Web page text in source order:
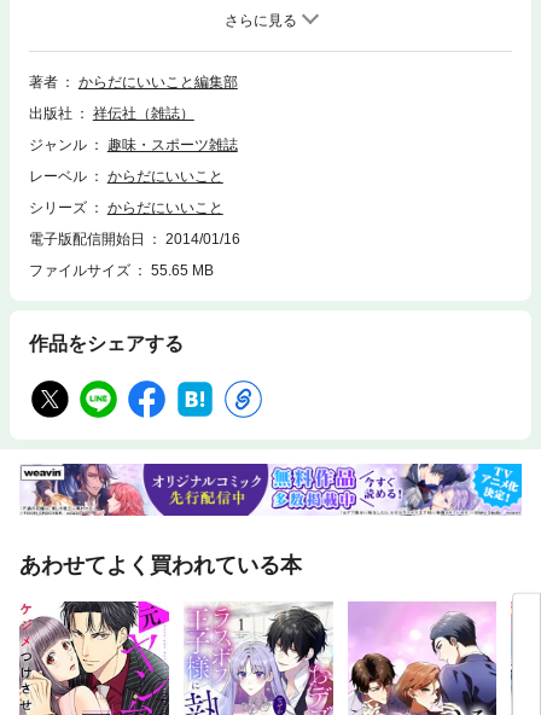
単で、今すぐ始められる解消法を一挙に公開します。ファッションやヘア
スタイル、メイクの新ルールで今までで一番素敵な自分に変身しましょ
う！ 特別付録は、「近眼も老眼もみるみる良くなる！ “眼球エクサ・シ
ート”」です。文字を順番に眼で追ってタッチするだけで、眼の筋肉を鍛え
う♪ 第2特集は、「下半身がヤセれば、代謝が上がって不調も治る！」。
年齢を重ねるほど、太りやすくやせにくくなるのが「下半身」。今回ご紹
体調のお悩みまで一緒に解消しちゃいましょう。 第3特集は、「“アレルギ
ー体質”が自分でスッキリ治せるワザ」。まもなく訪れる花粉症シーズン。
あの鼻水ダラダラ、目かゆかゆ、から解放されたくないですか？ 他にも
アトピーや食物などでの、アレルギー症状に悩む人は多いはず。そんなツ
ラさとサヨナラできる方法を伝授！ ほか、「新連載 YUKO’S おしゃれG
れ性感帯タッチ”テク」など、今月も元気いっぱいお届けします！
著者
からだにいいこと編集部
出版社
祥伝社（雑誌）
ジャンル
趣味・スポーツ雑誌
レーベル
からだにいいこと
シリーズ
からだにいいこと
電子版配信開始日
2014/01/16
ファイルサイズ
55.65 MB
作品をシェアする
あわせてよく買われている本